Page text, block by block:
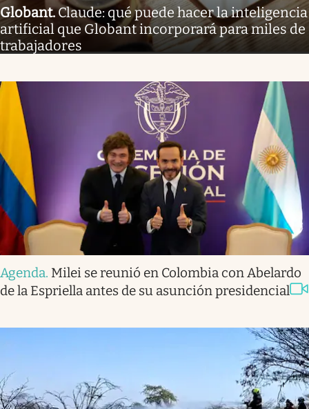
Globant.Claude: qué puede hacer la inteligencia
artificial que Globant incorporará para miles de
trabajadores
Agenda. Milei se reunió en Colombia con Abelardo
de la Espriella antes de su asunción presidencial